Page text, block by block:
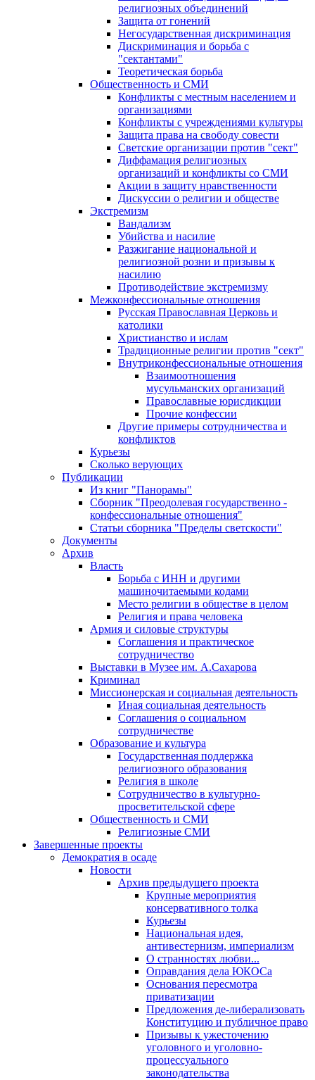
религиозных объединений
Защита от гонений
Негосударственная дискриминация
Дискриминация и борьба с
"сектантами"
Теоретическая борьба
Общественность и СМИ
Конфликты с местным населением и
организациями
Конфликты с учреждениями культуры
Защита права на свободу совести
Светские организации против "сект"
Диффамация религиозных
организаций и конфликты со СМИ
Акции в защиту нравственности
Дискуссии о религии и обществе
Экстремизм
Вандализм
Убийства и насилие
Разжигание национальной и
религиозной розни и призывы к
насилию
Противодействие экстремизму
Межконфессиональные отношения
Русская Православная Церковь и
католики
Христианство и ислам
Традиционные религии против "сект"
Внутриконфессиональные отношения
Взаимоотношения
мусульманских организаций
Православные юрисдикции
Прочие конфессии
Другие примеры сотрудничества и
конфликтов
Курьезы
Сколько верующих
Публикации
Из книг "Панорамы"
Сборник "Преодолевая государственно -
конфессиональные отношения"
Статьи сборника "Пределы светскости"
Документы
Архив
Власть
Борьба с ИНН и другими
машиночитаемыми кодами
Место религии в обществе в целом
Религия и права человека
Армия и силовые структуры
Соглашения и практическое
сотрудничество
Выставки в Музее им. А.Сахарова
Криминал
Миссионерская и социальная деятельность
Иная социальная деятельность
Соглашения о социальном
сотрудничестве
Образование и культура
Государственная поддержка
религиозного образования
Религия в школе
Сотрудничество в культурно-
просветительской сфере
Общественность и СМИ
Религиозные СМИ
Завершенные проекты
Демократия в осаде
Новости
Архив предыдущего проекта
Крупные мероприятия
консервативного толка
Курьезы
Национальная идея,
антивестернизм, империализм
О странностях любви...
Оправдания дела ЮКОСа
Основания пересмотра
приватизации
Предложения де-либерализовать
Конституцию и публичное право
Призывы к ужесточению
уголовного и уголовно-
процессуального
законодательства